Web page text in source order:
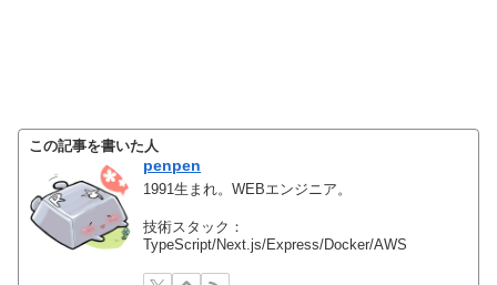
この記事を書いた人
penpen
1991生まれ。WEBエンジニア。
技術スタック：
TypeScript/Next.js/Express/Docker/AWS